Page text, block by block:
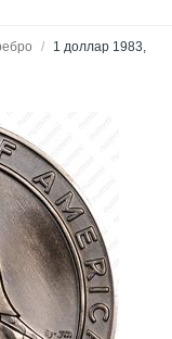
/
1 доллар 1983,